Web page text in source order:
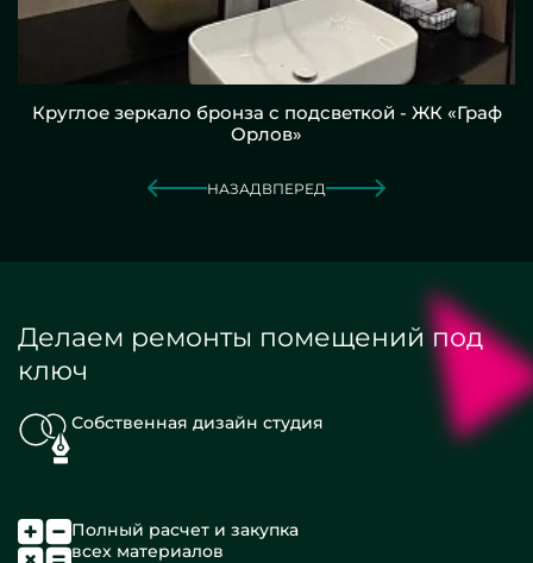
Круглое зеркало бронза с подсветкой - ЖК «Граф
Орлов»
НАЗАД ВПЕРЕД
Делаем ремонты помещений под
ключ
Собственная дизайн студия
Полный расчет и закупка
всех материалов